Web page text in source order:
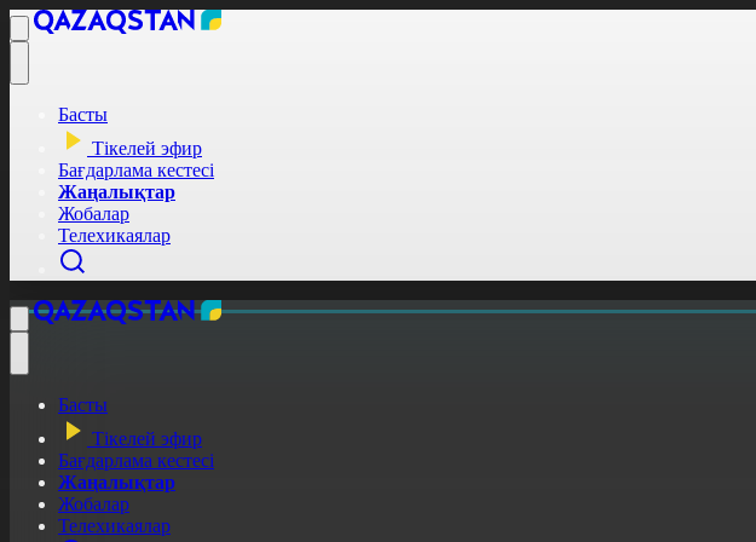
Басты
Тікелей эфир
Бағдарлама кестесі
Жаңалықтар
Жобалар
Телехикаялар
Басты
Тікелей эфир
Бағдарлама кестесі
Жаңалықтар
Жобалар
Телехикаялар